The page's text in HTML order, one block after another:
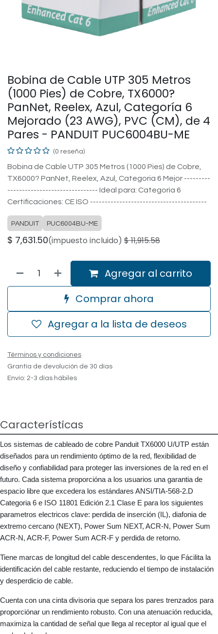
Bobina de Cable UTP 305 Metros
(1000 Pies) de Cobre, TX6000?
PanNet, Reelex, Azul, Categoría 6
Mejorado (23 AWG), PVC (CM), de 4
Pares - PANDUIT PUC6004BU-ME
(0 reseña)
Bobina de Cable UTP 305 Metros (1000 Pies) de Cobre,
TX6000? PanNet, Reelex, Azul, Categoria 6 Mejor ---------
------------------------------- Ideal para: Categoria 6
Certificaciones: CE ISO ----------------------------------------
PANDUIT PUC6004BU-ME
$ 7,631.50(impuesto incluido) $11,915.58
Agregar al carrito
Comprar ahora
Agregar a la lista de deseos
Términos y condiciones
Grantía de devolución de 30 días
Envío: 2-3 días hábiles
Características
Los sistemas de cableado de cobre Panduit TX6000 U/UTP están
diseñados para un rendimiento óptimo de la red, flexibilidad de
diseño y confiabilidad para proteger las inversiones de la red en el
futuro. Cada sistema proporcióna a los usuarios una garantia de
espacio libre que excedera los estándares ANSI/TIA-568-2.D
Categoria 6 e ISO 11801 Edición 2.1 Clase E para los siguientes
parametros electricos clave: perdida de inserción (IL), diafonia de
extremo cercano (NEXT), Power Sum NEXT, ACR-N, Power Sum
ACR-N, ACR-F, Power Sum ACR-F y perdida de retorno.
Tiene marcas de longitud del cable descendentes, lo que Fácilita la
identificación del cable restante, reduciendo el tiempo de instalación
y desperdicio de cable.
Cuenta con una cinta divisoria que separa los pares trenzados para
proporciónar un rendimiento robusto. Con una atenuación reducida,
maximiza la cantidad de señal que llega al receptor al igual que el